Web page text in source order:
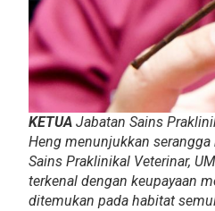
KETUA Jabatan Sains
Heng menunjukkan
Sains Praklinikal Veterinar,
terkenal dengan keupayaan
ditemukan pada habitat